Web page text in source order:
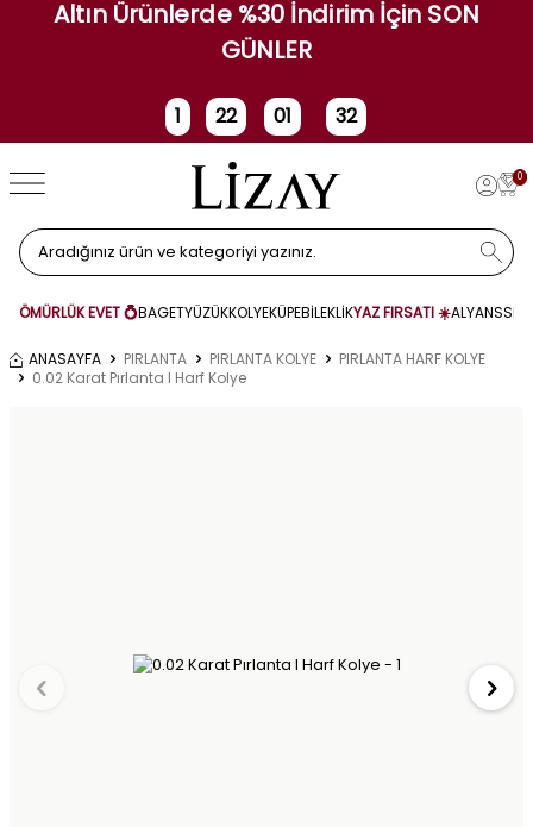
Altın Ürünlerde %30 İndirim İçin SON
GÜNLER
1
Gün
22
Saat
01 32
0
ÖMÜRLÜK EVET 💍BAGETYÜZÜKKOLYEKÜPEBİLEKLİKYAZ FIRSATI ☀️ALYANS
ANASAYFA PIRLANTA PIRLANTA KOLYE
PIRLANTA HARF KOLYE
0.02 Karat Pırlanta I Harf Kolye